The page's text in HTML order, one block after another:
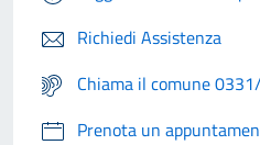
Richiedi Assistenza
Chiama il comune
Prenota un